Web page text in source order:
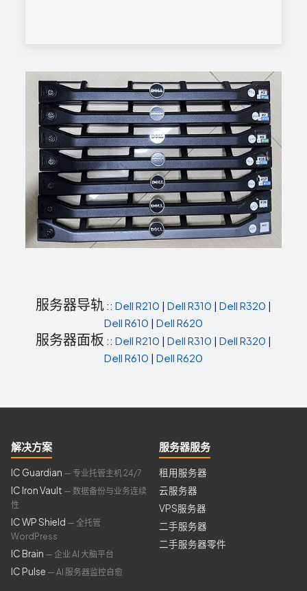
服务器导轨 :: Dell R210 | Dell R310 | Dell R320 |
Dell R610 | Dell R620
服务器面板 :: Dell R210 | Dell R310 | Dell R320 |
Dell R610 | Dell R620
解决方案
IC Guardian — 专业托管主机 24/7
IC Iron Vault — 数据备份与业务连续
性
IC WP Shield — 全托管
WordPress
IC Brain — 企业 AI 大脑平台
IC Pulse — AI 服务器监控自愈
服务器服务
租用服务器
云服务器
VPS服务器
二手服务器
二手服务器零件